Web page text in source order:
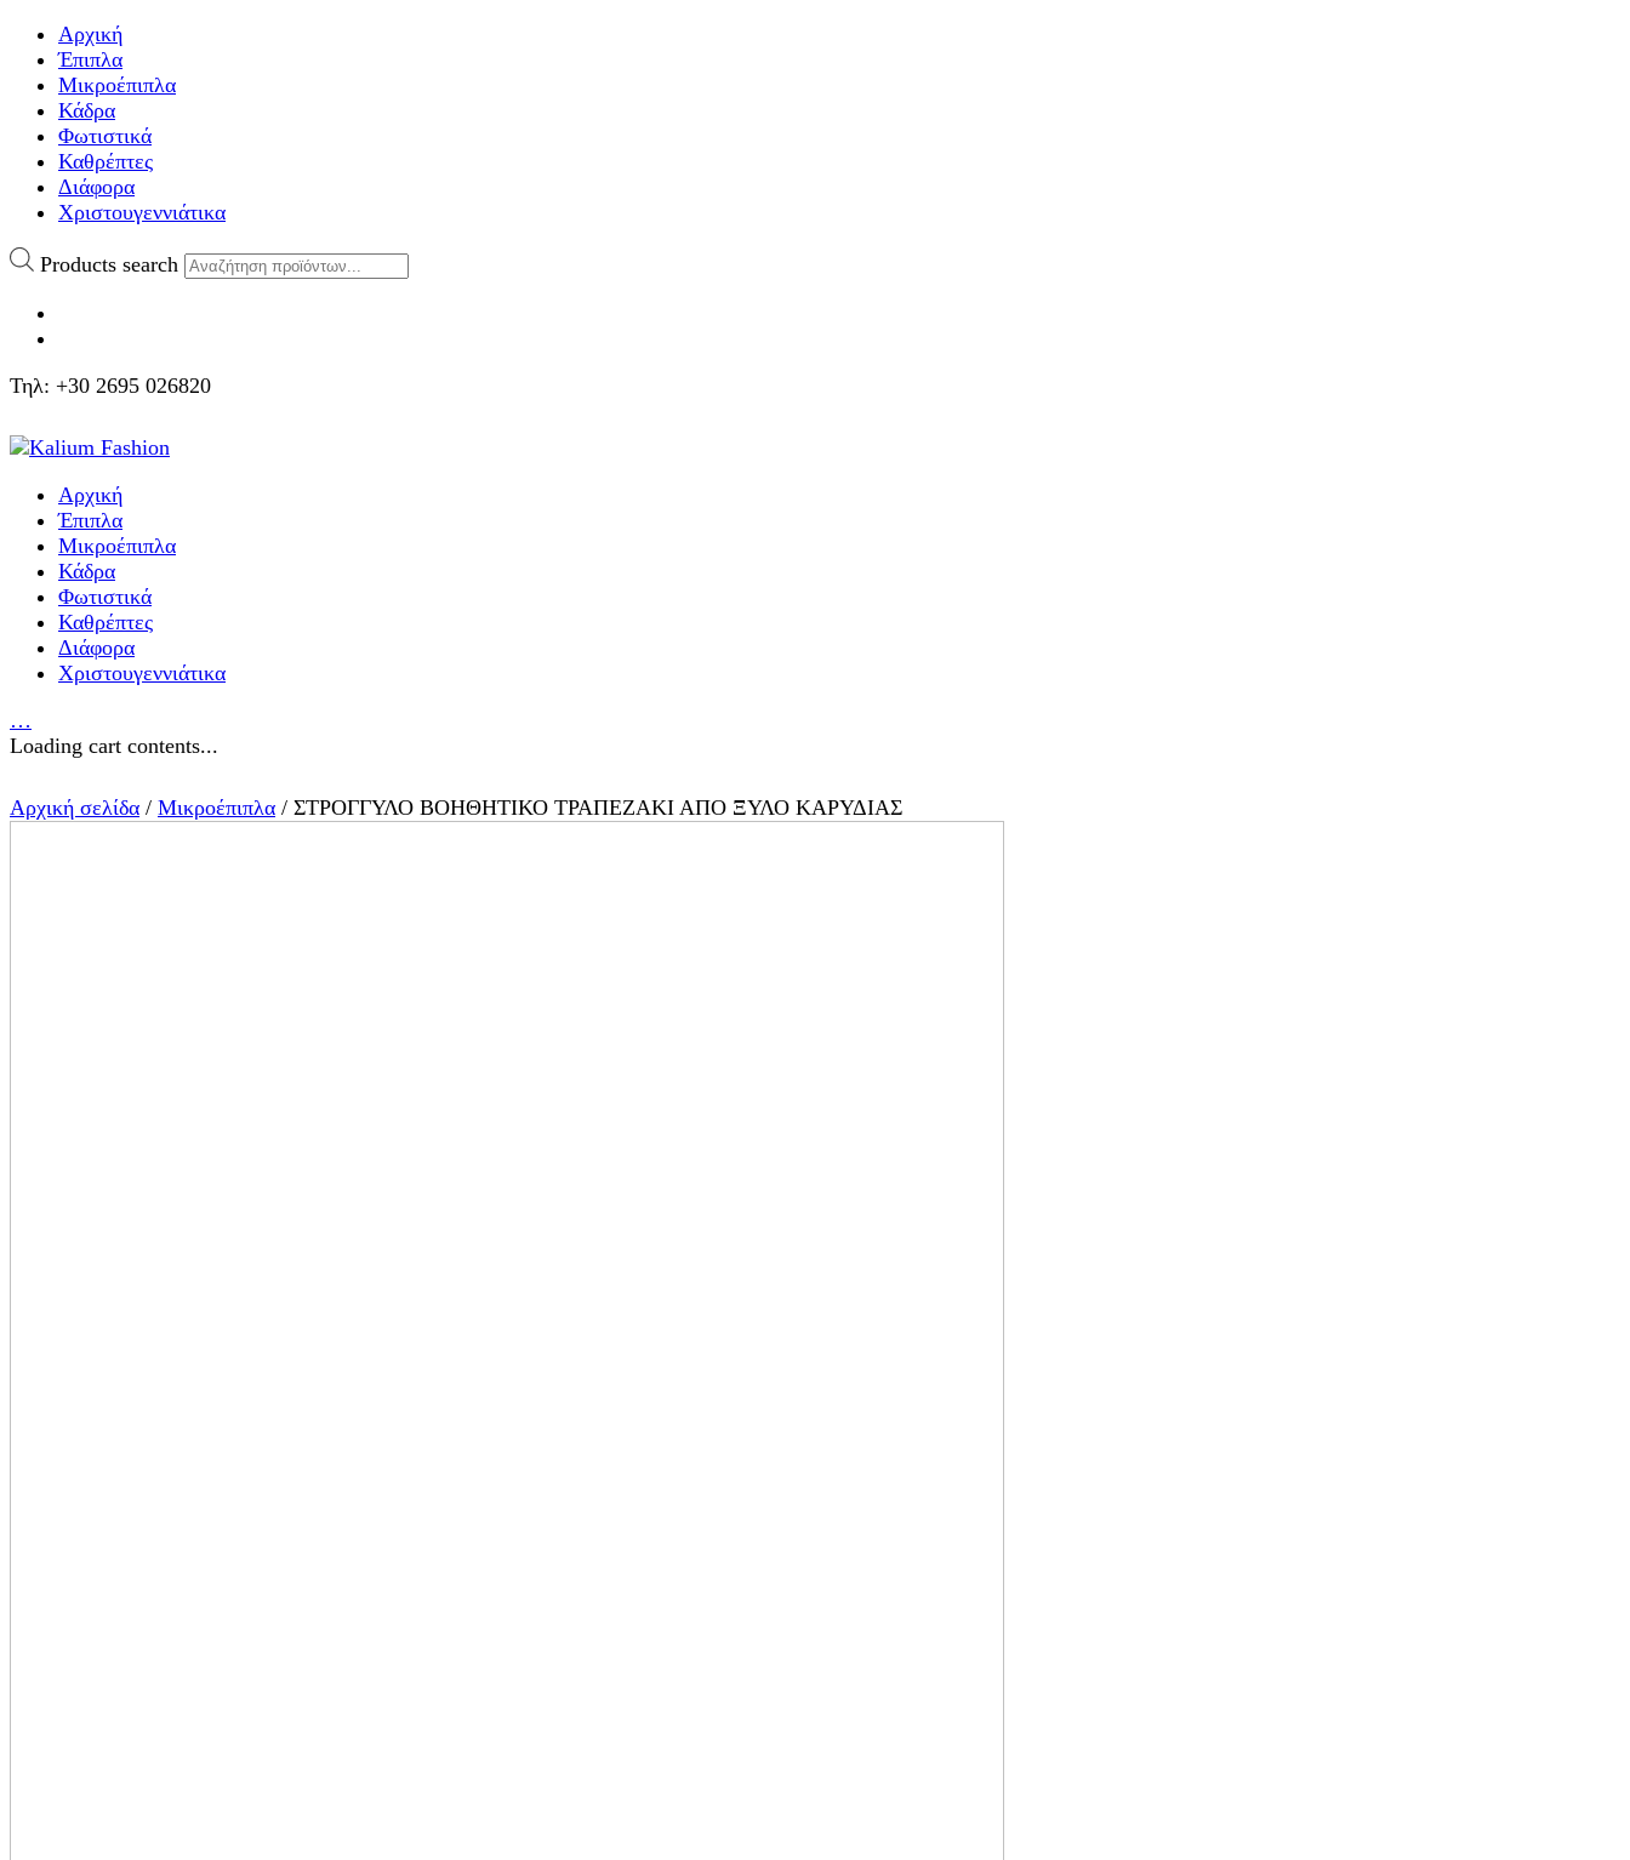
Αρχική
Έπιπλα
Μικροέπιπλα
Κάδρα
Φωτιστικά
Καθρέπτες
Διάφορα
Χριστουγεννιάτικα
Products search
Τηλ: +30 2695 026820
Αρχική
Έπιπλα
Μικροέπιπλα
Κάδρα
Φωτιστικά
Καθρέπτες
Διάφορα
Χριστουγεννιάτικα
…
Loading cart contents...
Αρχική σελίδα / Μικροέπιπλα / ΣΤΡΟΓΓΥΛΟ ΒΟΗΘΗΤΙΚΟ ΤΡΑΠΕΖΑΚΙ ΑΠΟ ΞΥΛΟ ΚΑΡΥΔΙΑΣ